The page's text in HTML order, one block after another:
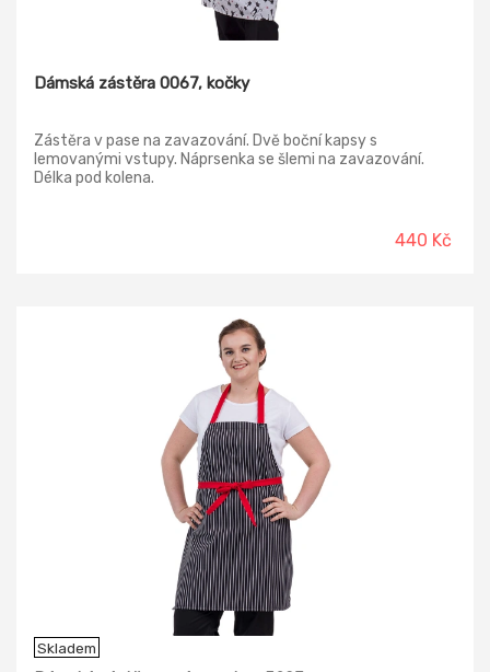
Dámská zástěra 0067, kočky
Zástěra v pase na zavazování. Dvě boční kapsy s
lemovanými vstupy. Náprsenka se šlemi na zavazování.
Délka pod kolena.
440 Kč
Skladem